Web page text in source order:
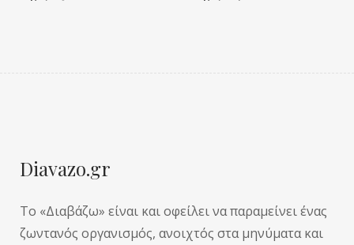
Diavazo.gr
Το «Διαβάζω» είναι και οφείλει να παραμείνει ένας
ζωντανός οργανισμός, ανοιχτός στα μηνύματα και